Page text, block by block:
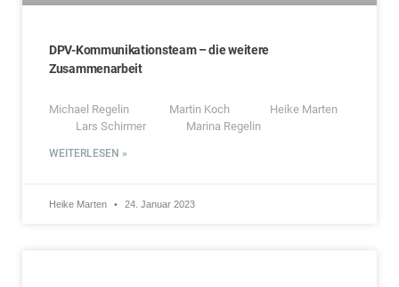
DPV-Kommunikationsteam – die weitere
Zusammenarbeit
Michael Regelin Martin Koch Heike Marten
Lars Schirmer Marina Regelin
WEITERLESEN »
Heike Marten 24. Januar 2023